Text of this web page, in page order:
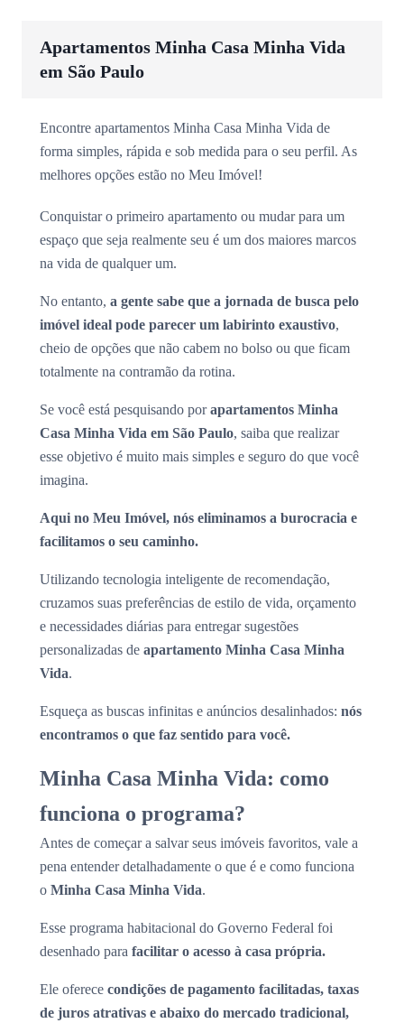
Apartamentos Minha Casa Minha Vida
em São Paulo
Encontre apartamentos Minha Casa Minha Vida de
forma simples, rápida e sob medida para o seu perfil. As
melhores opções estão no Meu Imóvel!
Conquistar o primeiro apartamento ou mudar para um
espaço que seja realmente seu é um dos maiores marcos
na vida de qualquer um.
No entanto, a gente sabe que a jornada de busca pelo
imóvel ideal pode parecer um labirinto exaustivo,
cheio de opções que não cabem no bolso ou que ficam
totalmente na contramão da rotina.
Se você está pesquisando porapartamentos Minha
Casa Minha Vida em São Paulo, saiba que realizar
esse objetivo é muito mais simples e seguro do que você
imagina.
Aqui no Meu Imóvel, nós eliminamos a burocracia e
facilitamos o seu caminho.
Utilizando tecnologia inteligente de recomendação,
cruzamos suas preferências de estilo de vida, orçamento
e necessidades diárias para entregar sugestões
personalizadas de apartamento Minha Casa Minha
Vida.
Esqueça as buscas infinitas e anúncios desalinhados: nós
encontramos o que faz sentido para você.
Minha Casa Minha Vida: como
funciona o programa?
Antes de começar a salvar seus imóveis favoritos, vale a
pena entender detalhadamente o que é e como funciona
o Minha Casa Minha Vida.
Esse programa habitacional do Governo Federal foi
desenhado para facilitar o acesso à casa própria.
Ele oferece condições de pagamento facilitadas, taxas
de juros atrativas e abaixo do mercado tradicional,